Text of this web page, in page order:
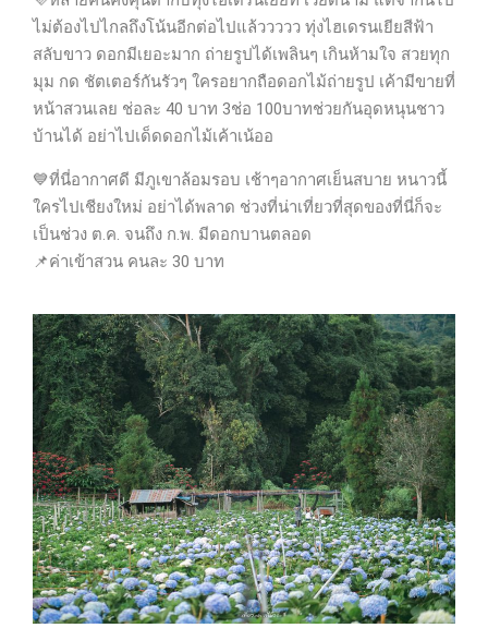
ไม่ต้องไปไกลถึงโน้นอีกต่อไปแล้ววววว ทุ่งไฮเดรนเยียสีฟ้า
สลับขาว ดอกมีเยอะมาก ถ่ายรูปได้เพลินๆ เกินห้ามใจ สวยทุก
มุม กด ชัตเตอร์กันรัวๆ ใครอยากถือดอกไม้ถ่ายรูป เค้ามีขายที่
หน้าสวนเลย ช่อละ 40 บาท 3ช่อ 100บาทช่วยกันอุดหนุนชาว
บ้านได้ อย่าไปเด็ดดอกไม้เค้าเน้ออ
💙ที่นี่อากาศดี มีภูเขาล้อมรอบ เช้าๆอากาศเย็นสบาย หนาวนี้
ใครไปเชียงใหม่ อย่าได้พลาด ช่วงที่น่าเที่ยวที่สุดของที่นี่ก็จะ
เป็นช่วง ต.ค. จนถึง ก.พ. มีดอกบานตลอด
📌ค่าเข้าสวน คนละ 30 บาท